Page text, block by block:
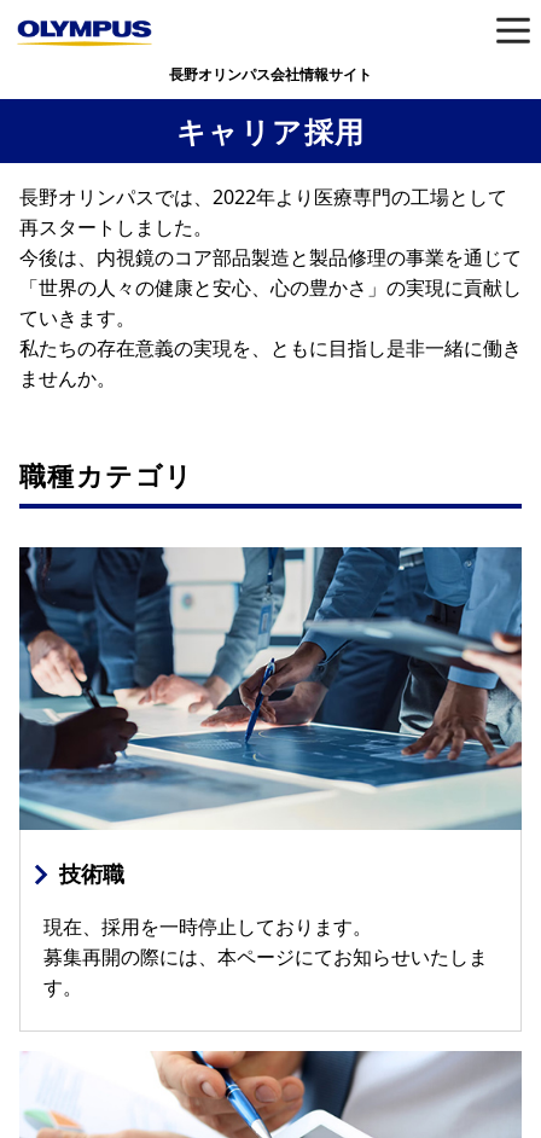
長野オリンパス会社情報サイト
キャリア採用
長野オリンパスでは、2022年より医療専門の工場として
再スタートしました。
今後は、内視鏡のコア部品製造と製品修理の事業を通じて
「世界の人々の健康と安心、心の豊かさ」の実現に貢献し
ていきます。
私たちの存在意義の実現を、ともに目指し是非一緒に働き
ませんか。
職種カテゴリ
技術職
現在、採用を一時停止しております。
募集再開の際には、本ページにてお知らせいたしま
す。